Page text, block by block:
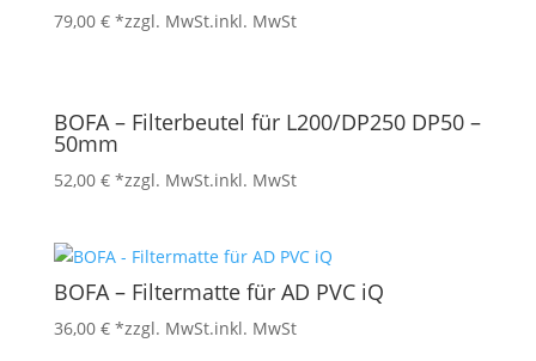
79,00 € *zzgl. MwSt.inkl. MwSt
BOFA – Filterbeutel für L200/DP250 DP50 –
50mm
52,00 € *zzgl. MwSt.inkl. MwSt
BOFA – Filtermatte für AD PVC iQ
36,00 € *zzgl. MwSt.inkl. MwSt